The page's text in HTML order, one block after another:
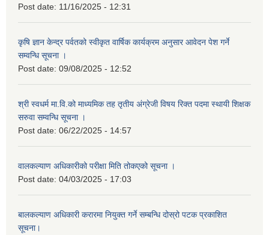
Post date: 11/16/2025 - 12:31
कृषि ज्ञान केन्द्र पर्वतको स्वीकृत वार्षिक कार्यक्रम अनुसार आवेदन पेश गर्ने
सम्वन्धि सूचना ।
Post date: 09/08/2025 - 12:52
श्री स्वधर्म मा.वि.को माध्यमिक तह तृतीय अंग्रेजी विषय रिक्त पदमा स्थायी शिक्षक
सरुवा सम्वन्धि सूचना ।
Post date: 06/22/2025 - 14:57
वालकल्याण अधिकारीको परीक्षा मिति तोकएको सूचना ।
Post date: 04/03/2025 - 17:03
बालकल्याण अधिकारी करारमा नियुक्त गर्ने सम्बन्धि दोस्रो पटक प्रकाशित
सूचना।